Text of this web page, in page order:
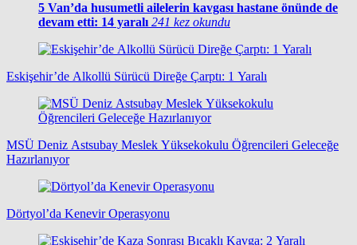
5 Van’da husumetli ailelerin kavgası hastane önünde de
devam etti: 14 yaralı 241 kez okundu
Eskişehir’de Alkollü Sürücü Direğe Çarptı: 1 Yaralı
MSÜ Deniz Astsubay Meslek Yüksekokulu Öğrencileri Geleceğe
Hazırlanıyor
Dörtyol’da Kenevir Operasyonu